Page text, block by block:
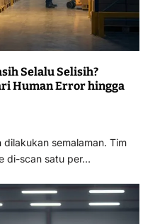
Selalu Selisih?
Human Error hingga
semalaman. Tim
di-scan satu per…